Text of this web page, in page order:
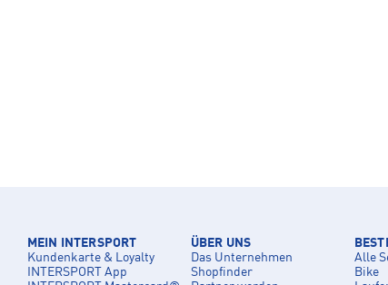
MEIN INTERSPORT
Kundenkarte & Loyalty
INTERSPORT App
ÜBER UNS
Das Unternehmen
Shopfinder
Alle
Bike